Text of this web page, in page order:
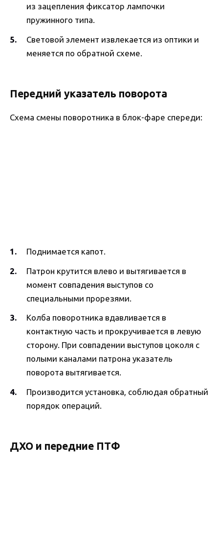
из зацепления фиксатор лампочки
пружинного типа.
Световой элемент извлекается из оптики и
меняется по обратной схеме.
Передний указатель поворота
Схема смены поворотника в блок-фаре спереди:
Поднимается капот.
Патрон крутится влево и вытягивается в
момент совпадения выступов со
специальными прорезями.
Колба поворотника вдавливается в
контактную часть и прокручивается в левую
сторону. При совпадении выступов цоколя с
полыми каналами патрона указатель
поворота вытягивается.
Производится установка, соблюдая обратный
порядок операций.
ДХО и передние ПТФ